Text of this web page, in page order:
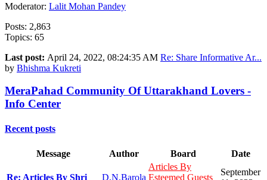
Moderator: Lalit Mohan Pandey
Posts: 2,863
Topics: 65
Last post: April 24, 2022, 08:24:35 AM Re: Share Informative Ar...
by Bhishma Kukreti
MeraPahad Community Of Uttarakhand Lovers -
Info Center
Recent posts
Message Author Board Date
Re: Articles By Shri
D.N.Barola
Articles By
Esteemed Guests
September